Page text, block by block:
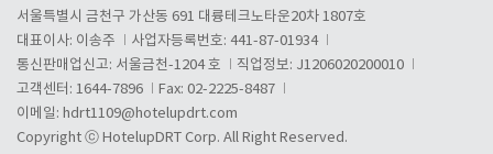
서울특별시 금천구 가산동 691 대륭테크노타운20차 1807호
대표이사: 이송주
사업자등록번호: 441-87-01934
통신판매업신고: 서울금천-1204 호
직업정보: J1206020200010
고객센터: 1644-7896
Fax: 02-2225-8487
이메일: hdrt1109@hotelupdrt.com
Copyright ⓒ HotelupDRT Corp. All Right Reserved.